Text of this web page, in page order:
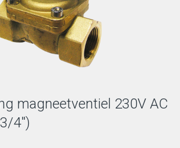
magneetventiel 230V AC
4")